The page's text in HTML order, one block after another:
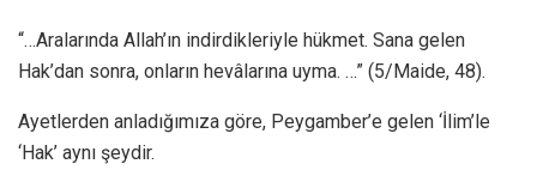
“…Aralarında Allah’ın indirdikleriyle hükmet. Sana gelen
Hak’dan sonra, onların hevâlarına uyma. …” (5/Maide, 48).
Ayetlerden anladığımıza göre, Peygamber’e gelen ‘İlim’le
‘Hak’ aynı şeydir.